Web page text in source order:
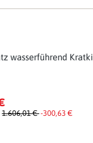
wasserführend
1.606,01 €-300,63 €